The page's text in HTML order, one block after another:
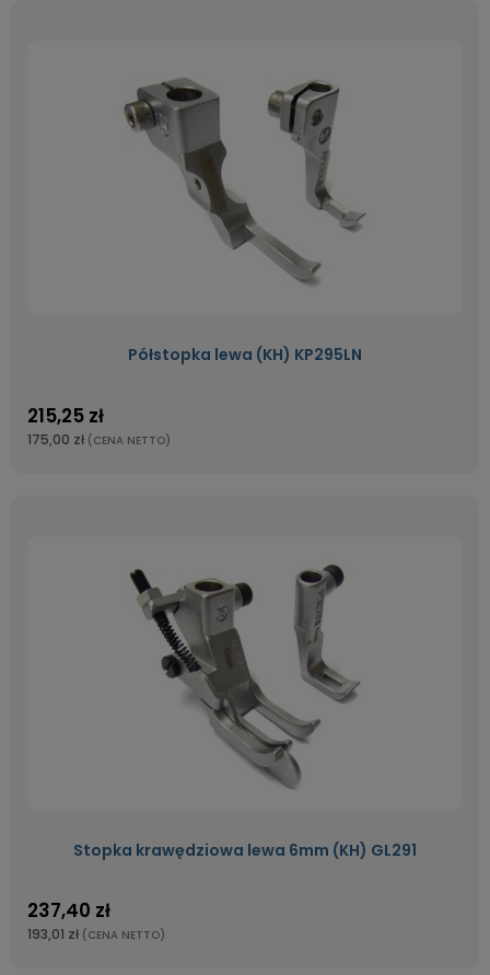
Półstopka lewa (KH) KP295LN
215,25 zł
175,00 zł (CENA NETTO)
Stopka krawędziowa lewa 6mm (KH) GL291
237,40 zł
193,01 zł (CENA NETTO)